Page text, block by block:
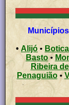
Municípios do distrito de Vila
• Alijó •
Basto•
Ribeira
Penaguião•